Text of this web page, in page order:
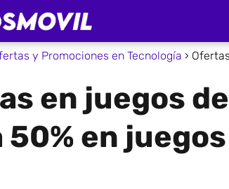
y Promociones en Tecnología
en juegos
50% en